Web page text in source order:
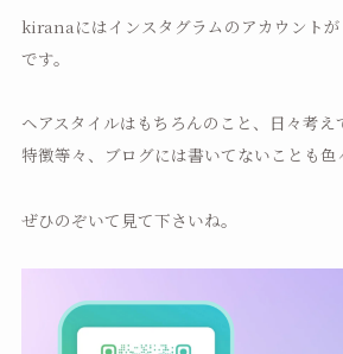
kiranaにはインスタグラムのアカウント
です。
ヘアスタイルはもちろんのこと、日々考
特徴等々、ブログには書いてないことも色
ぜひのぞいて見て下さいね。